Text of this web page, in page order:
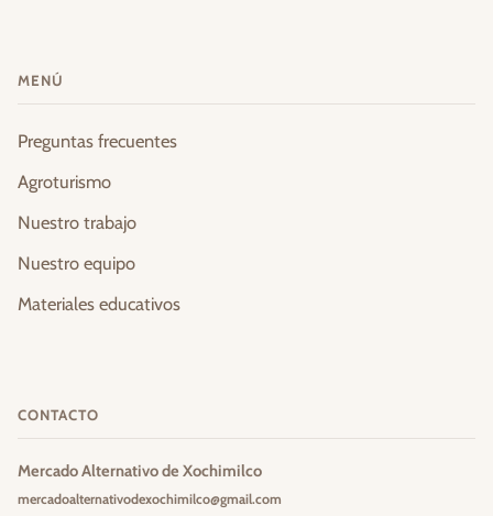
MENÚ
Preguntas frecuentes
Agroturismo
Nuestro trabajo
Nuestro equipo
Materiales educativos
CONTACTO
Mercado Alternativo de Xochimilco
mercadoalternativodexochimilco@gmail.com